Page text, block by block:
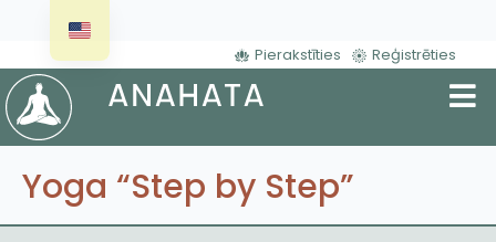
Pierakstīties Reģistrēties
Yoga “Step by Step”